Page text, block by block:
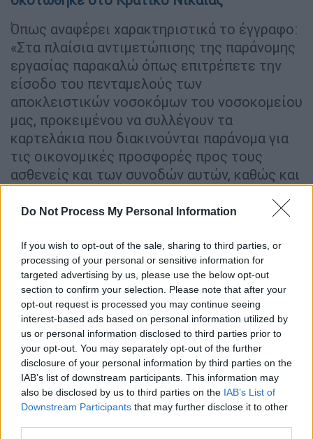
Do Not Process My Personal Information
If you wish to opt-out of the sale, sharing to third parties, or
processing of your personal or sensitive information for
targeted advertising by us, please use the below opt-out
section to confirm your selection. Please note that after your
opt-out request is processed you may continue seeing
interest-based ads based on personal information utilized by
us or personal information disclosed to third parties prior to
your opt-out. You may separately opt-out of the further
disclosure of your personal information by third parties on the
IAB’s list of downstream participants. This information may
also be disclosed by us to third parties on the IAB’s List of
Downstream Participants that may further disclose it to other
Όπως αναφέρει χαρακτηριστικά το έγγραφο:
«Στα πλαίσια αντιμετώπισης της παράνομης
εργασίας παρακαλώ όπως επιτρέπετε την
είσοδο του πενταμελούς των
αποκλειστικών νοσοκόμων του νοσοκομείου
μας, προκειμένου να συλλέγουν τα
καρτελάκια που διακινούνται παράνομα για
τις οικονομικές προσφορές προς τους
ασθενείς και των συνοδών αυτών, καθώς και
αποκλειστικών σε συνεργασία με το
ή να προσβάλλονται οι νοσηλευόμενοι».
video